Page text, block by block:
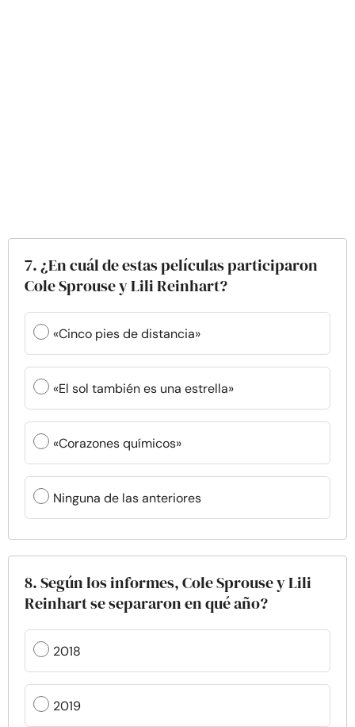
7. ¿En cuál de estas películas participaron
Cole Sprouse y Lili Reinhart?
«Cinco pies de distancia»
«El sol también es una estrella»
«Corazones químicos»
Ninguna de las anteriores
8. Según los informes, Cole Sprouse y Lili
Reinhart se separaron en qué año?
2018
2019